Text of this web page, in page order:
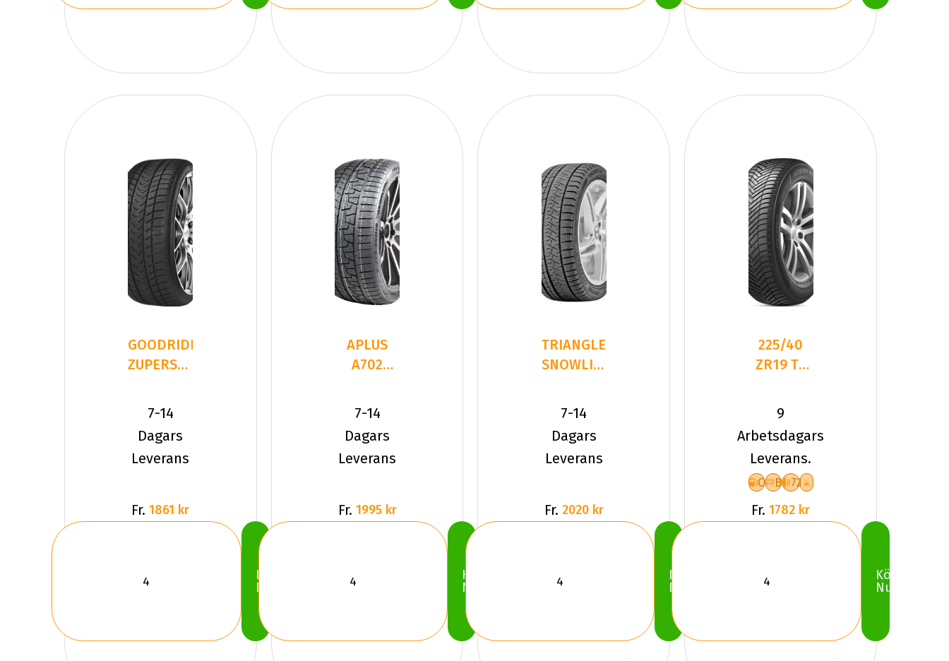
GOODRIDE
ZUPERSNOW
225/40R19
93 V XL
7-14
Dagars
Leverans
Fr. 1861 kr
Köp
Nu
APLUS
A702
93 V XL
7-14
Dagars
Leverans
Fr. 1995 kr
Köp
Nu
TRIANGLE
SNOWLINK
225/40R19
93 V XL
7-14
Dagars
Leverans
Fr. 2020 kr
Köp
Nu
225/40
ZR19 TL
H750
KINERGY
4S2 XL
9
Arbetsdagars
Leverans.
C B 72
Fr. 1782 kr
Köp
Nu